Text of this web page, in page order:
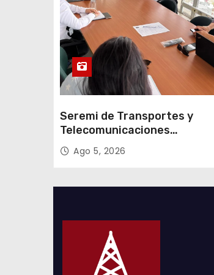
r
a
d
a
s
Seremi de Transportes y
Telecomunicaciones
encabezó primera mesa de
coordinación para el retiro de
Ago 5, 2026